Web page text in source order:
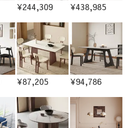
¥244,309 ¥438,985
¥87,205 ¥94,786